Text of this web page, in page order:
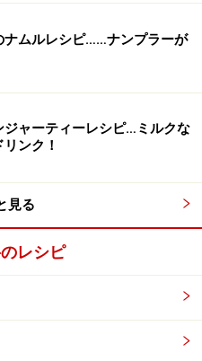
たタレを添える。食べる
野菜にのせて巻き、タレに
ンで焼いてもよい。トッ
いて焼きたものです。
ナムルレシピ……ナンプラーが
ジャーティーレシピ…ミルクな
ンク！
見る
レシピ